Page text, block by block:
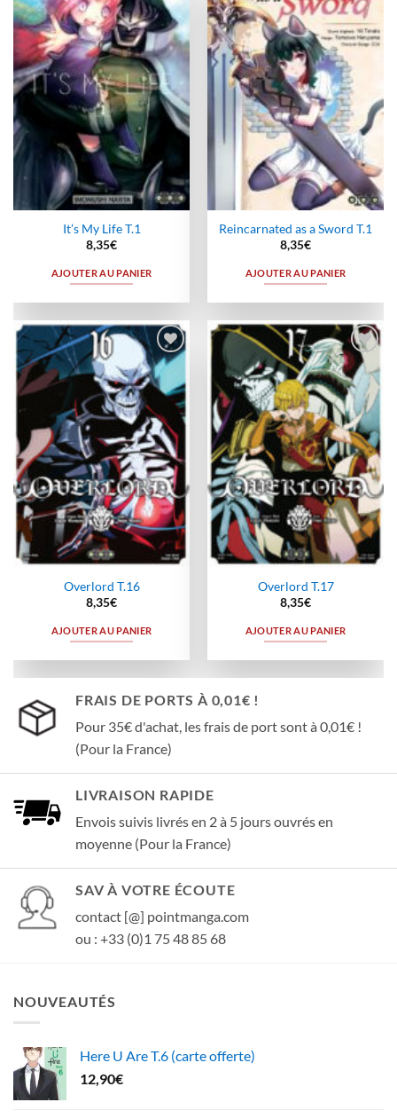
Ajouter
à la
wishlist
It’s My Life T.1
8,35€
AJOUTER AU PANIER
Ajouter
à la
wishlist
Reincarnated as a Sword T.1
8,35€
AJOUTER AU PANIER
Ajouter
à la
wishlist
Overlord T.16
8,35€
AJOUTER AU PANIER
Ajouter
à la
wishlist
Overlord T.17
8,35€
AJOUTER AU PANIER
FRAIS DE PORTS À 0,01€ !
Pour 35€ d'achat, les frais de port sont à 0,01€ !
(Pour la France)
LIVRAISON RAPIDE
Envois suivis livrés en 2 à 5 jours ouvrés en
moyenne (Pour la France)
SAV À VOTRE ÉCOUTE
contact [@] pointmanga.com
ou : +33 (0)1 75 48 85 68
NOUVEAUTÉS
Here U Are T.6 (carte offerte)
12,90€